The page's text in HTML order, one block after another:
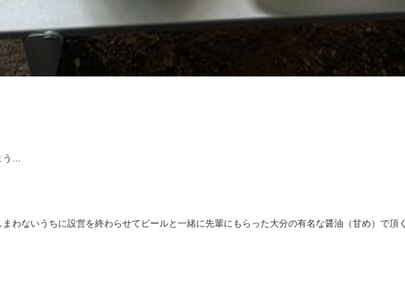
う…
わないうちに設営を終わらせてビールと一緒に先輩にもらった大分の有名な醤油（甘め）で頂く